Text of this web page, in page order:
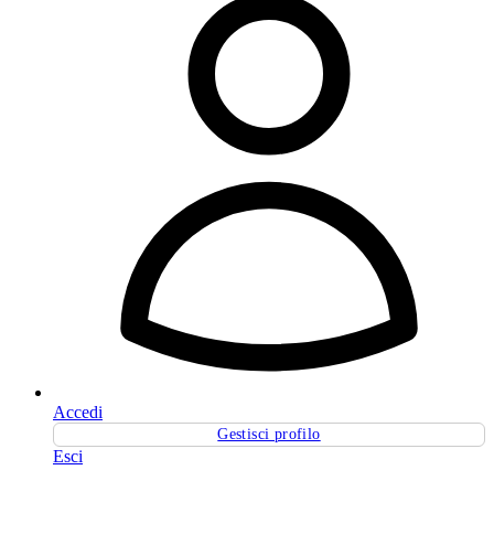
Accedi
Gestisci profilo
Esci